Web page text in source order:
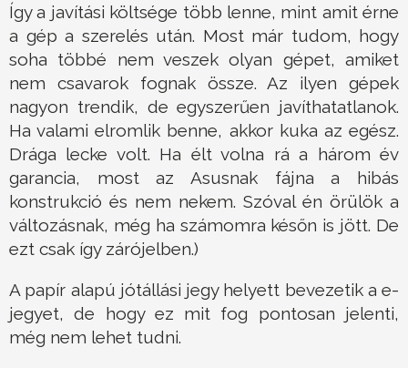
Így a javítási költsége több lenne, mint amit érne
a gép a szerelés után. Most már tudom, hogy
soha többé nem veszek olyan gépet, amiket
nem csavarok fognak össze. Az ilyen gépek
nagyon trendik, de egyszerűen javíthatatlanok.
Ha valami elromlik benne, akkor kuka az egész.
Drága lecke volt. Ha élt volna rá a három év
garancia, most az Asusnak fájna a hibás
konstrukció és nem nekem. Szóval én örülök a
változásnak, még ha számomra későn is jött. De
ezt csak így zárójelben.)
A papír alapú jótállási jegy helyett bevezetik a e-
jegyet, de hogy ez mit fog pontosan jelenti,
még nem lehet tudni.